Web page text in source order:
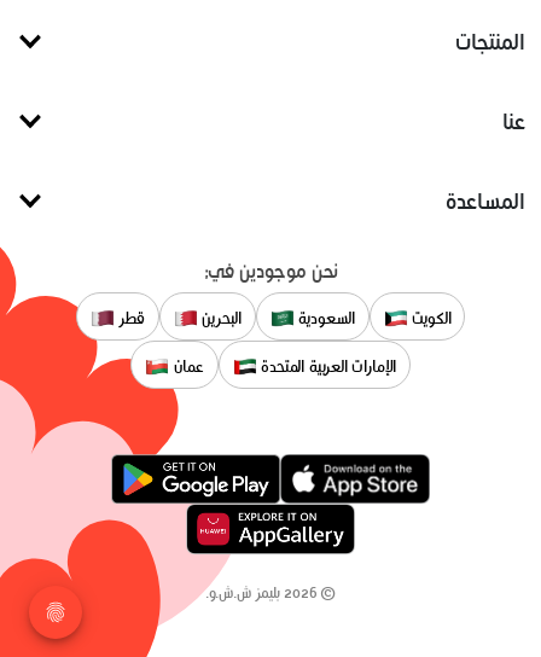
المنتجات
عنا
المساعدة
نحن موجودين في:
الكويت السعودية البحرين قطر
الإمارات العربية المتحدة عمان
©
2026 بليمز ش.ش.و.